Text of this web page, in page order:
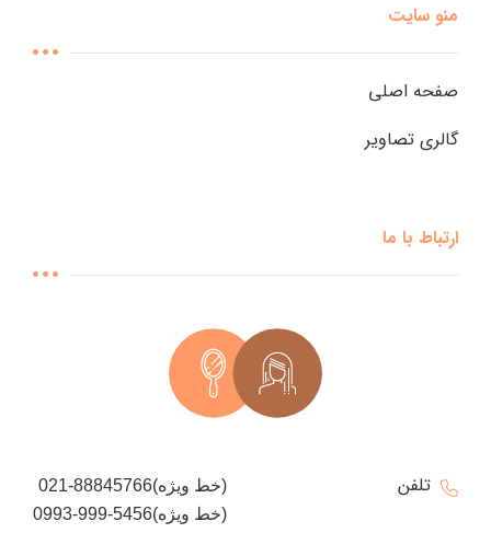
منو سایت
صفحه اصلی
گالری تصاویر
ارتباط با ما
تلفن
021-88845766(خط ویژه)
0993-999-5456(خط ویژه)